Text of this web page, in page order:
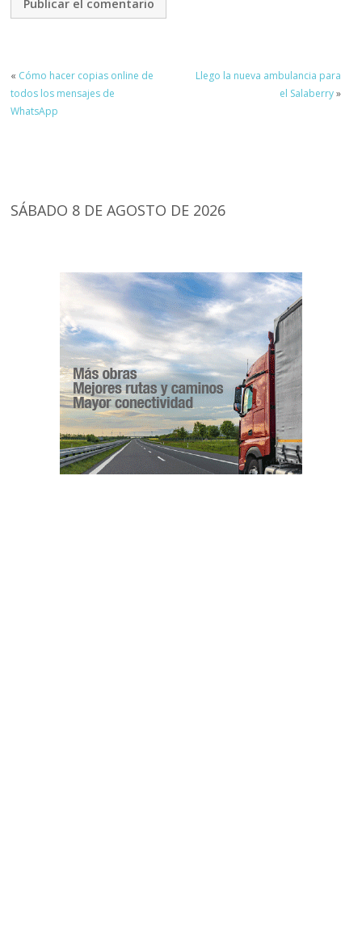
« Cómo hacer copias online de
todos los mensajes de
WhatsApp
Llego la nueva ambulancia para
el Salaberry»
SÁBADO 8 DE AGOSTO DE 2026